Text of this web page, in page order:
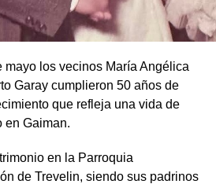
mayo los vecinos María Angélica
Garay cumplieron 50 años de
que refleja una vida de
en Gaiman.
en la Parroquia
de Trevelin, siendo sus padrinos